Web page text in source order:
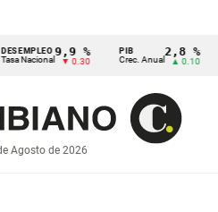
9,9 %
▼ 0.30
PIB
Crec. Anual
2,8 %
▲ 0.10
TRM
Tasa
Agosto de 2026